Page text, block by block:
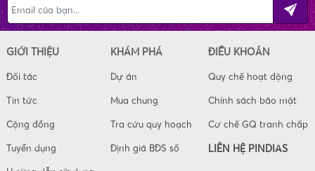
GIỚI THIỆU
Đối tác
Tin tức
Cộng đồng
Tuyển dụng
KHÁM PHÁ
Dự án
Mua chung
Tra cứu quy hoạch
Định giá BĐS số
ĐIỀU KHOẢN
Quy chế hoạt động
Chính sách bảo mật
Cơ chế GQ tranh chấp
LIÊN HỆ PINDIAS